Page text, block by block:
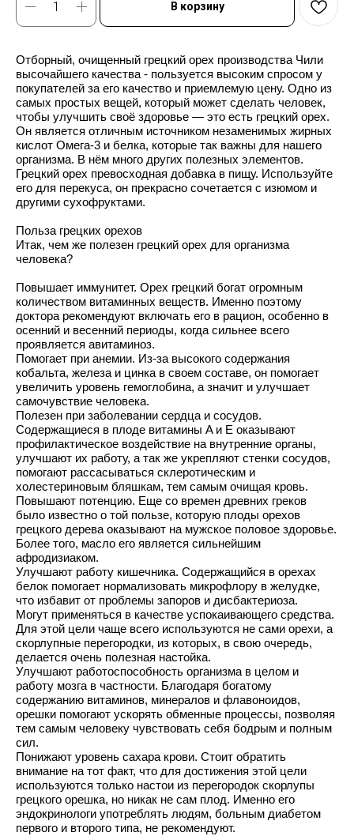
В корзину
Отборный, очищенный грецкий орех производства Чили
высочайшего качества - пользуется высоким спросом у
покупателей за его качество и приемлемую цену. Одно из
самых простых вещей, который может сделать человек,
чтобы улучшить своё здоровье — это есть грецкий орех.
Он является отличным источником незаменимых жирных
кислот Омега-3 и белка, которые так важны для нашего
организма. В нём много других полезных элементов.
Грецкий орех превосходная добавка в пищу. Используйте
его для перекуса, он прекрасно сочетается с изюмом и
другими сухофруктами.
Польза грецких орехов
Итак, чем же полезен грецкий орех для организма
человека?
Повышает иммунитет. Орех грецкий богат огромным
количеством витаминных веществ. Именно поэтому
доктора рекомендуют включать его в рацион, особенно в
осенний и весенний периоды, когда сильнее всего
проявляется авитаминоз.
Помогает при анемии. Из-за высокого содержания
кобальта, железа и цинка в своем составе, он помогает
увеличить уровень гемоглобина, а значит и улучшает
самочувствие человека.
Полезен при заболевании сердца и сосудов.
Содержащиеся в плоде витамины A и E оказывают
профилактическое воздействие на внутренние органы,
улучшают их работу, а так же укрепляют стенки сосудов,
помогают рассасываться склеротическим и
холестериновым бляшкам, тем самым очищая кровь.
Повышают потенцию. Еще со времен древних греков
было известно о той пользе, которую плоды орехов
грецкого дерева оказывают на мужское половое здоровье.
Более того, масло его является сильнейшим
афродизиаком.
Улучшают работу кишечника. Содержащийся в орехах
белок помогает нормализовать микрофлору в желудке,
что избавит от проблемы запоров и дисбактериоза.
Могут применяться в качестве успокаивающего средства.
Для этой цели чаще всего используются не сами орехи, а
скорлупные перегородки, из которых, в свою очередь,
делается очень полезная настойка.
Улучшают работоспособность организма в целом и
работу мозга в частности. Благодаря богатому
содержанию витаминов, минералов и флавоноидов,
орешки помогают ускорять обменные процессы, позволяя
тем самым человеку чувствовать себя бодрым и полным
сил.
Понижают уровень сахара крови. Стоит обратить
внимание на тот факт, что для достижения этой цели
используются только настои из перегородок скорлупы
грецкого орешка, но никак не сам плод. Именно его
эндокринологи употреблять людям, больным диабетом
первого и второго типа, не рекомендуют.